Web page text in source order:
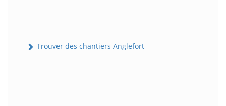
Trouver des chantiers Anglefort